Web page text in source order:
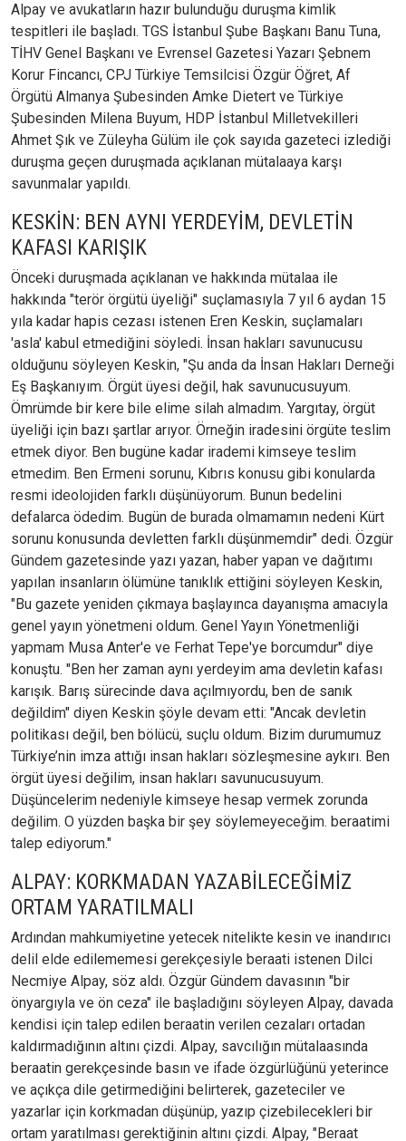
Alpay ve avukatların hazır bulunduğu duruşma kimlik
tespitleri ile başladı. TGS İstanbul Şube Başkanı Banu Tuna,
TİHV Genel Başkanı ve Evrensel Gazetesi Yazarı Şebnem
Korur Fincancı, CPJ Türkiye Temsilcisi Özgür Öğret, Af
Örgütü Almanya Şubesinden Amke Dietert ve Türkiye
Şubesinden Milena Buyum, HDP İstanbul Milletvekilleri
Ahmet Şık ve Züleyha Gülüm ile çok sayıda gazeteci izlediği
duruşma geçen duruşmada açıklanan mütalaaya karşı
savunmalar yapıldı.
KESKİN: BEN AYNI YERDEYİM, DEVLETİN
KAFASI KARIŞIK
Önceki duruşmada açıklanan ve hakkında mütalaa ile
hakkında "terör örgütü üyeliği" suçlamasıyla 7 yıl 6 aydan 15
yıla kadar hapis cezası istenen Eren Keskin, suçlamaları
'asla' kabul etmediğini söyledi. İnsan hakları savunucusu
olduğunu söyleyen Keskin, "Şu anda da İnsan Hakları Derneği
Eş Başkanıyım. Örgüt üyesi değil, hak savunucusuyum.
Ömrümde bir kere bile elime silah almadım. Yargıtay, örgüt
üyeliği için bazı şartlar arıyor. Örneğin iradesini örgüte teslim
etmek diyor. Ben bugüne kadar irademi kimseye teslim
etmedim. Ben Ermeni sorunu, Kıbrıs konusu gibi konularda
resmi ideolojiden farklı düşünüyorum. Bunun bedelini
defalarca ödedim. Bugün de burada olmamamın nedeni Kürt
sorunu konusunda devletten farklı düşünmemdir" dedi. Özgür
Gündem gazetesinde yazı yazan, haber yapan ve dağıtımı
yapılan insanların ölümüne tanıklık ettiğini söyleyen Keskin,
"Bu gazete yeniden çıkmaya başlayınca dayanışma amacıyla
genel yayın yönetmeni oldum. Genel Yayın Yönetmenliği
yapmam Musa Anter'e ve Ferhat Tepe'ye borcumdur" diye
konuştu. "Ben her zaman aynı yerdeyim ama devletin kafası
karışık. Barış sürecinde dava açılmıyordu, ben de sanık
değildim" diyen Keskin şöyle devam etti: "Ancak devletin
politikası değil, ben bölücü, suçlu oldum. Bizim durumumuz
Türkiye’nin imza attığı insan hakları sözleşmesine aykırı. Ben
örgüt üyesi değilim, insan hakları savunucusuyum.
Düşüncelerim nedeniyle kimseye hesap vermek zorunda
değilim. O yüzden başka bir şey söylemeyeceğim. beraatimi
talep ediyorum."
ALPAY: KORKMADAN YAZABİLECEĞİMİZ
ORTAM YARATILMALI
Ardından mahkumiyetine yetecek nitelikte kesin ve inandırıcı
delil elde edilememesi gerekçesiyle beraati istenen Dilci
Necmiye Alpay, söz aldı. Özgür Gündem davasının "bir
önyargıyla ve ön ceza" ile başladığını söyleyen Alpay, davada
kendisi için talep edilen beraatin verilen cezaları ortadan
kaldırmadığının altını çizdi. Alpay, savcılığın mütalaasında
beraatin gerekçesinde basın ve ifade özgürlüğünü yeterince
ve açıkça dile getirmediğini belirterek, gazeteciler ve
yazarlar için korkmadan düşünüp, yazıp çizebilecekleri bir
ortam yaratılması gerektiğinin altını çizdi. Alpay, "Beraat